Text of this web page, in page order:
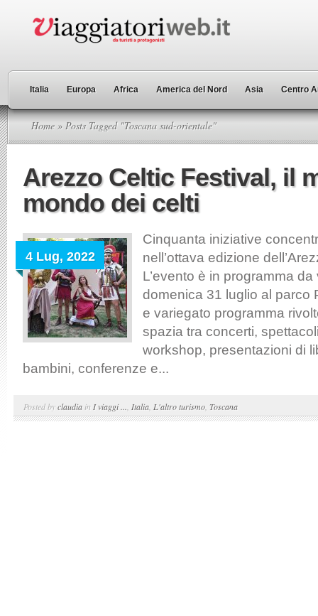
Italia Europa Africa America del Nord Asia Centro
Home » Posts Tagged "Toscana sud-orientale"
Arezzo Celtic Festival, il
mondo dei celti
4 Lug, 2022
Cinquanta iniziative
nell’ottava edizione
L’evento è in programma
domenica 31 luglio al parco
e variegato programma
spazia tra concerti,
workshop, presentazioni di
bambini, conferenze e...
Posted byclaudia in I viaggi ... Italia L'altro turismo Toscana